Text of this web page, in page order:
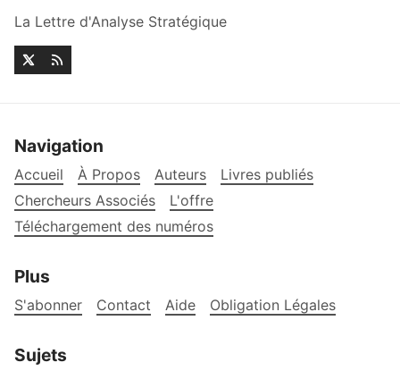
La Lettre d'Analyse Stratégique
Navigation
Accueil À Propos Auteurs
Livres publiés
Chercheurs Associés
L'offre
Téléchargement des numéros
Plus
S'abonner Contact Aide Obligation Légales
Sujets